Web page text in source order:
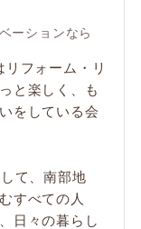
ーションなら
フォーム・リ
と楽しく、も
をしている会
て、南部地
すべての人
日々の暮らし